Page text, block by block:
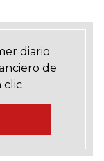
diario
de
clic